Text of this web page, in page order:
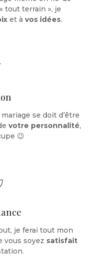
tout terrain », je
et àvos idées.
se doit d’être
votre personnalité,
😉
je ferai tout mon
vous soyez satisfait